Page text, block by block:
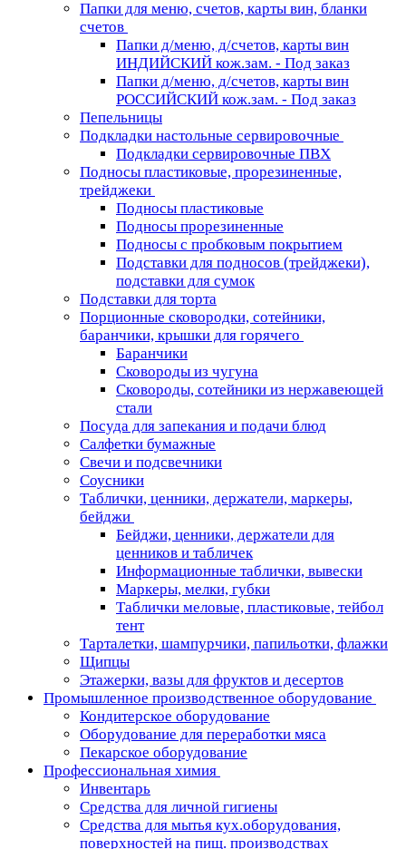
Папки для меню, счетов, карты вин, бланки
счетов
Папки д/меню, д/счетов, карты вин
ИНДИЙСКИЙ кож.зам. - Под заказ
Папки д/меню, д/счетов, карты вин
РОССИЙСКИЙ кож.зам. - Под заказ
Пепельницы
Подкладки настольные сервировочные
Подкладки сервировочные ПВХ
Подносы пластиковые, прорезиненные,
трейджеки
Подносы пластиковые
Подносы прорезиненные
Подносы с пробковым покрытием
Подставки для подносов (трейджеки),
подставки для сумок
Подставки для торта
Порционные сковородки, сотейники,
баранчики, крышки для горячего
Баранчики
Сковороды из чугуна
Сковороды, сотейники из нержавеющей
стали
Посуда для запекания и подачи блюд
Салфетки бумажные
Свечи и подсвечники
Соусники
Таблички, ценники, держатели, маркеры,
бейджи
Бейджи, ценники, держатели для
ценников и табличек
Информационные таблички, вывески
Маркеры, мелки, губки
Таблички меловые, пластиковые, тейбол
тент
Тарталетки, шампурчики, папильотки, флажки
Щипцы
Этажерки, вазы для фруктов и десертов
Промышленное производственное оборудование
Кондитерское оборудование
Оборудование для переработки мяса
Пекарское оборудование
Профессиональная химия
Инвентарь
Средства для личной гигиены
Средства для мытья кух.оборудования,
поверхностей на пищ. производствах